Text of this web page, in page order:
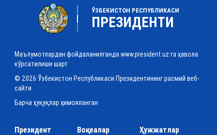
ЎЗБЕКИСТОН РЕСПУБЛИКАСИ
ПРЕЗИДЕНТИ
Маълумотлардан фойдаланилганда www.president.uz га ҳавола
кўрсатилиши шарт
© 2026 Ўзбекистон Республикаси Президентининг расмий веб-
сайти
Барча ҳуқуқлар ҳимояланган
Президент Воқеалар Ҳужжатлар